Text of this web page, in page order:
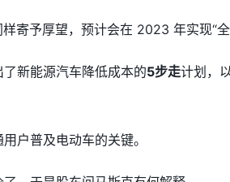
寄予厚望，预计会在 2023 年实现“全
新能源汽车降低成本的5步走计划，
户普及电动车的关键。